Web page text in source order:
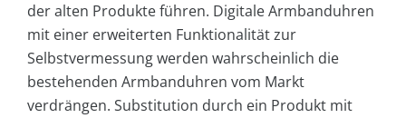
der alten Produkte führen. Digitale Armbanduhren
mit einer erweiterten Funktionalität zur
Selbstvermessung werden wahrscheinlich die
bestehenden Armbanduhren vom Markt
verdrängen. Substitution durch ein Produkt mit